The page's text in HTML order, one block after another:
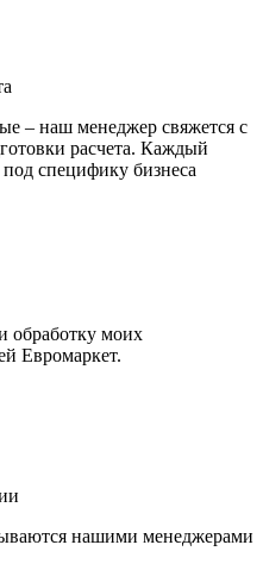
– наш менеджер свяжется с
расчета. Каждый
специфику бизнеса
обработку моих
Евромаркет.
нашими менеджерами